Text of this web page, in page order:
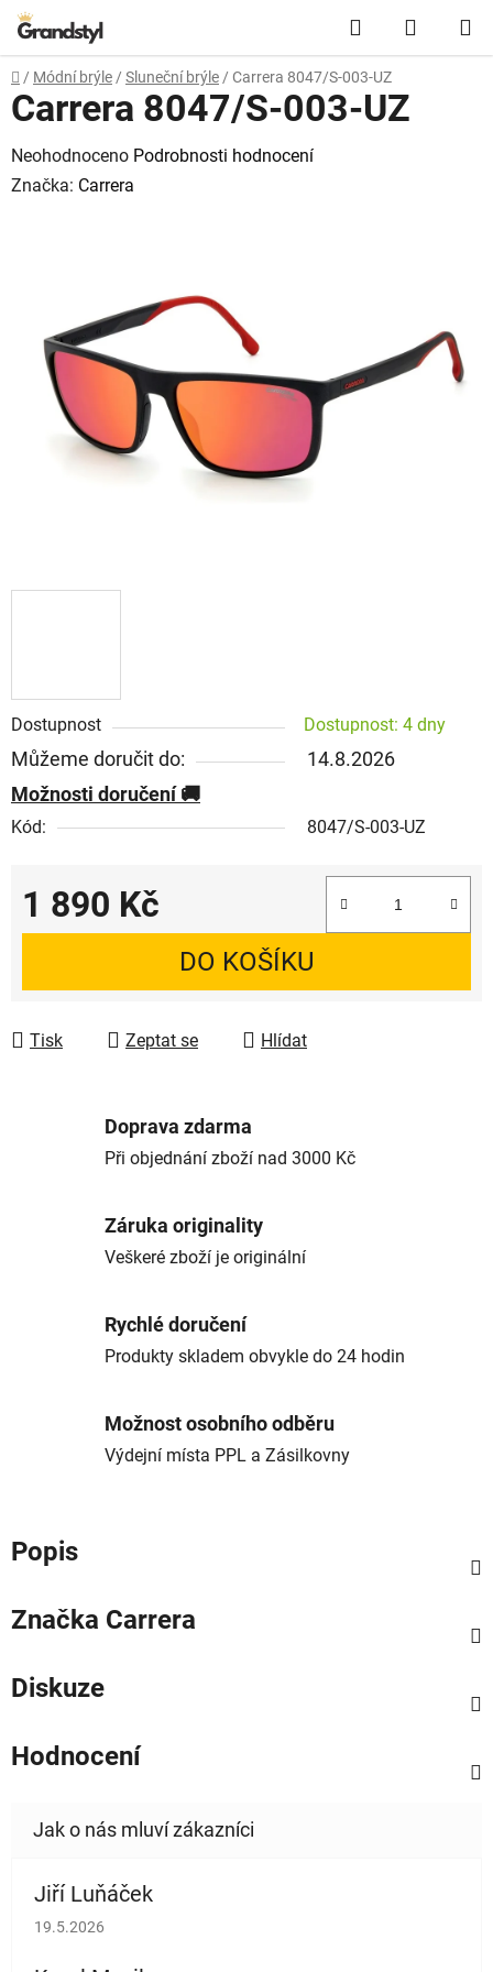
Přejít na obsah Hledat
Domů
/ Módní brýle / Sluneční brýle / Carrera 8047/S-003-UZ
Dostupnost Dostupnost: 4 dny
Můžeme doručit do:
14.8.2026
Možnosti doručení
Kód: 8047/S-003-UZ
1 890 Kč
Měrná cena:
DO KOŠÍKU
Tisk Zeptat se Hlídat
Carrera 8047/S-003-UZ
Průměrné hodnocení produktu je 0,0 z 5 hvězdiček.
Neohodnoceno Podrobnosti hodnocení
Značka: Carrera
Doprava zdarma
Při objednání zboží nad 3000 Kč
Záruka originality
Veškeré zboží je originální
Rychlé doručení
Produkty skladem obvykle do 24 hodin
Možnost osobního odběru
Výdejní místa PPL a Zásilkovny
Popis
Značka Carrera
Diskuze
Hodnocení
Jiří Luňáček
Hodnocení obchodu je 5 z 5 hvězdiček.
19.5.2026